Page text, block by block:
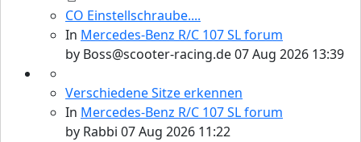
CO Einstellschraube....
In Mercedes-Benz R/C 107 SL forum
by Boss@scooter-racing.de07 Aug 2026 13:39
Verschiedene Sitze erkennen
In Mercedes-Benz R/C 107 SL forum
by Rabbi 07 Aug 2026 11:22